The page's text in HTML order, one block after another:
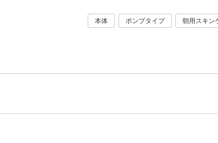
本体 ポンプタイプ 朝用スキン